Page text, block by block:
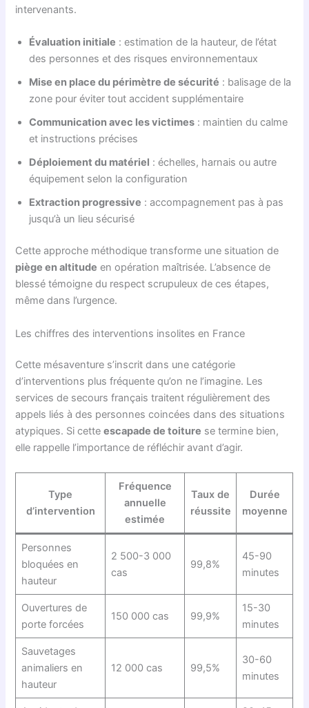
intervenants.
Évaluation initiale : estimation de la hauteur, de l’état
des personnes et des risques environnementaux
Mise en place du périmètre de sécurité : balisage de la
zone pour éviter tout accident supplémentaire
Communication avec les victimes : maintien du calme
et instructions précises
Déploiement du matériel : échelles, harnais ou autre
équipement selon la configuration
Extraction progressive : accompagnement pas à pas
jusqu’à un lieu sécurisé
Cette approche méthodique transforme une situation de
piège en altitude en opération maîtrisée. L’absence de
blessé témoigne du respect scrupuleux de ces étapes,
même dans l’urgence.
Les chiffres des interventions insolites en France
Cette mésaventure s’inscrit dans une catégorie
d’interventions plus fréquente qu’on ne l’imagine. Les
services de secours français traitent régulièrement des
appels liés à des personnes coincées dans des situations
atypiques. Si cetteescapade de toiture se termine bien,
elle rappelle l’importance de réfléchir avant d’agir.
Type
d’intervention
Fréquence
annuelle
estimée
Taux de
réussite
Durée
moyenne
Personnes
bloquées en
hauteur
2 500-3 000
cas
99,8%
45-90
minutes
Ouvertures de
porte forcées
150 000 cas 99,9%
15-30
minutes
Sauvetages
animaliers en
hauteur
12 000 cas 99,5%
30-60
minutes